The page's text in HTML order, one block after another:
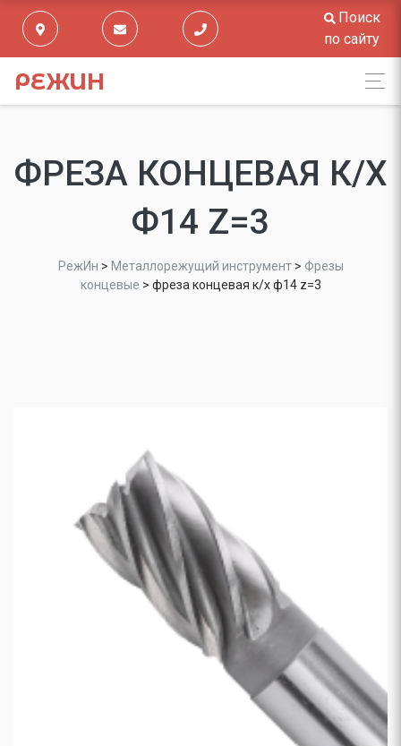
Поиск
по сайту
РЕЖИН
ФРЕЗА КОНЦЕВАЯ К/Х
Ф14 Z=3
РежИн > Металлорежущий инструмент> Фрезы
концевые > фреза концевая к/х ф14 z=3